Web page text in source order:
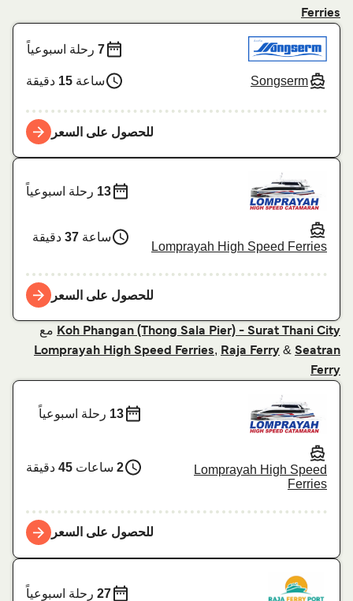
Ferries
Songserm
7رحلة اسبوعياً
ساعة15دقيقة
للحصول على السعر
Lomprayah High Speed Ferries
13رحلة اسبوعياً
ساعة37دقيقة
للحصول على السعر
Koh Phangan (Thong Sala Pier) - Surat Thani Cityمع
Lomprayah High Speed Ferries,Raja Ferry &Seatran
Ferry
Lomprayah High Speed
Ferries
13رحلة اسبوعياً
2 ساعات45دقيقة
للحصول على السعر
27رحلة اسبوعياً